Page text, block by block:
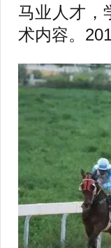
马业人才，
术内容。